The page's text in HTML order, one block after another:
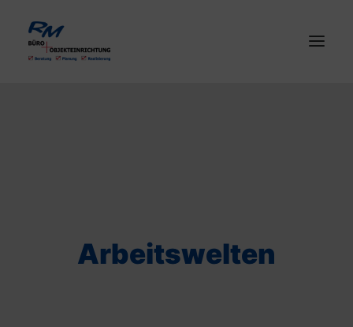
UNTERNEHMENArbeitswelten